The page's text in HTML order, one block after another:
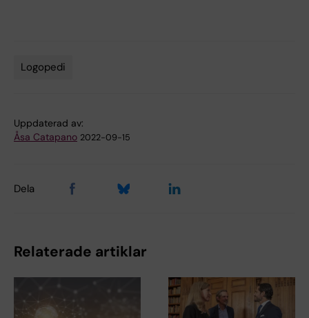
Logopedi
Uppdaterad av:
Åsa Catapano 2022-09-15
Dela
Relaterade artiklar